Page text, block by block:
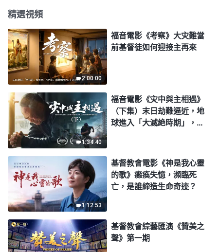
精選視頻
2:00:00
福音電影《考察》大灾難當
前基督徒如何迎接主再來
1:34:40
福音電影《灾中與主相遇》
（下集）末日劫難逼近，地
球進入「大滅絶時期」，人
1:12:53
基督教會電影《神是我心靈
的歌》癱痪失憶，瀕臨死
亡，是誰締造生命奇迹？
基督教會綜藝匯演《贊美之
聲》第一期